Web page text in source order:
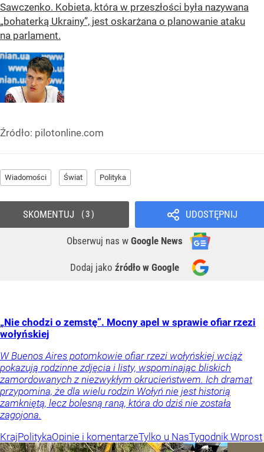
Sawczenko. Kobieta, która w przeszłości była nazywana
„bohaterką Ukrainy”, jest oskarżana o planowanie ataku
na parlament.
Źródło: pilotonline.com
Wiadomości Świat Polityka
UDOSTĘPNIJ
Obserwuj nas w Google News
Dodaj jako źródło w Google
SKOMENTUJ 3
„Nie chodzi o zemstę”. Mocny apel w sprawie ofiar rzezi
wołyńskiej
W Buenos Aires potomkowie ofiar rzezi wołyńskiej wciąż
pokazują rodzinne zdjęcia i listy, wspominając bliskich
zamordowanych z niezwykłym okrucieństwem. Ich dramat
przypomina, że dla wielu rodzin Wołyń nie jest historią
zamkniętą, lecz bolesną raną, która do dziś nie została
zagojona.
KrajPolitykaOpinie i komentarzeTylko u NasTygodnik Wprost